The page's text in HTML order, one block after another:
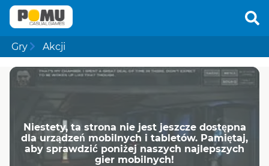
Gry Akcji
Niestety, ta strona nie jest jeszcze dostępna
dla urządzeń mobilnych i tabletów. Pamiętaj,
aby sprawdzić poniżej naszych najlepszych
gier mobilnych!